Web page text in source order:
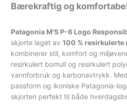
Bærekraftig og
Patagonia M'S P-6 Logo
skjorte laget av100 % resirkulerte
kombinerer stil, komfort og
resirkulert bomull og resirkulert
vannforbruk og karbonavtrykk.
passform og ikoniske Patagonia-
skjorten perfekt til både